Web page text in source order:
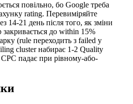
повільно, бо Google треба
rating. Перевиміряйте
14-21 день після того, як зміни
закривається до within 15%
(rule переходить з failed у
cluster набирає 1-2 Quality
падає при рівному-або-